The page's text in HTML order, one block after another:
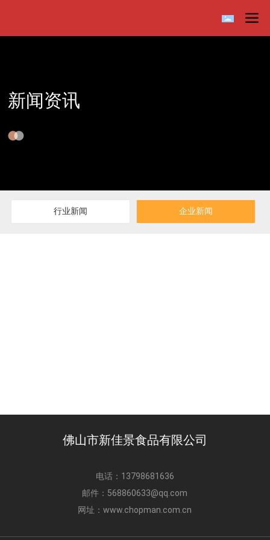
新闻资讯
行业新闻 企业新闻
佛山市新佳景食品有限公司
电话： 13798681636
邮件： 568860633@qq.com
网址：www.chopman.com.cn